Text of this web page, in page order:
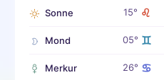
Sonne 15° ♌
Mond 05° ♊
Merkur 26° ♋